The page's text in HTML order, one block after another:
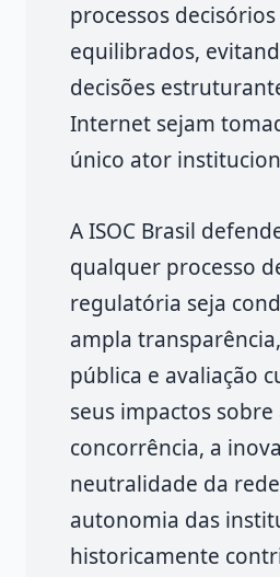
processos
equilibrados,
decisões
Internet sejam
único ator
A ISOC Brasil
qualquer processo
regulatória seja
ampla
pública e avaliação
seus impactos sobre
concorrência, a
neutralidade da
autonomia das
historicamente